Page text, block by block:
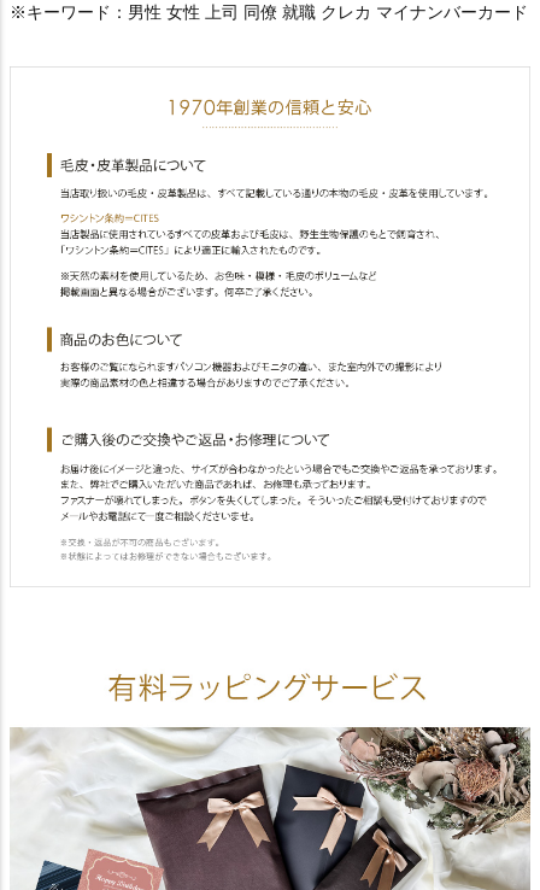
※キーワード：男性 女性 上司 同僚 就職 クレカ マイナンバーカード